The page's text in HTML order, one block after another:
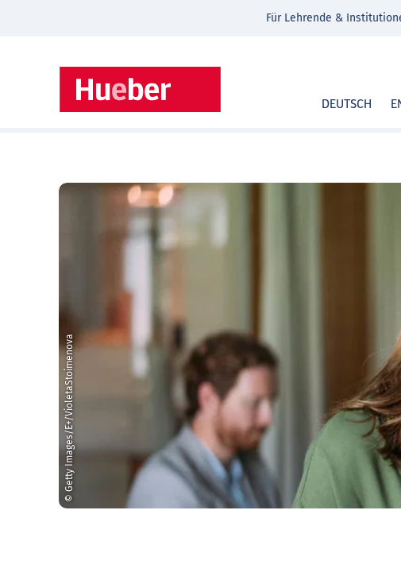
DEUTSCH
Für Lehrende &
© Getty Images/E+/VioletaStoimenova